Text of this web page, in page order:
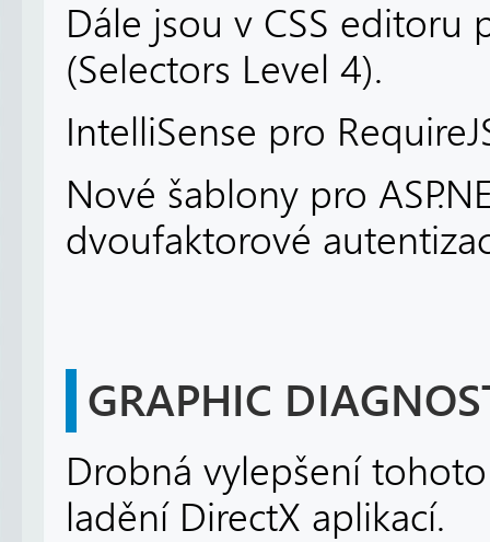
Dále jsou v CSS
(Selectors Level 4).
IntelliSense pro
Nové šablony pro
dvoufaktorové
GRAPHIC
Drobná vylepšení
ladění DirectX aplikací.